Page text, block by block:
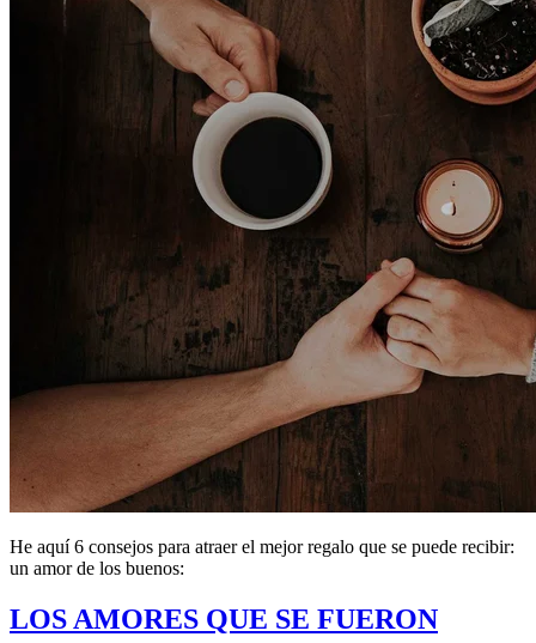
He aquí 6 consejos para atraer el mejor regalo que se puede recibir:
un amor de los buenos:
LOS AMORES QUE SE FUERON